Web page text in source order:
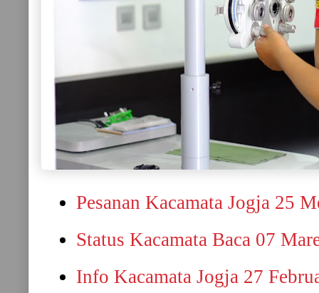
Pesanan Kacamata Jogja 25
Status Kacamata Baca 07
Info Kacamata Jogja 27